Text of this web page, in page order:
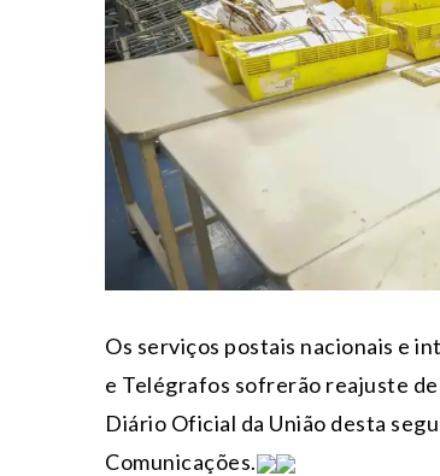
Os serviços postais nacionais e
e Telégrafos sofrerão reajuste
Diário Oficial da União desta
Comunicações.